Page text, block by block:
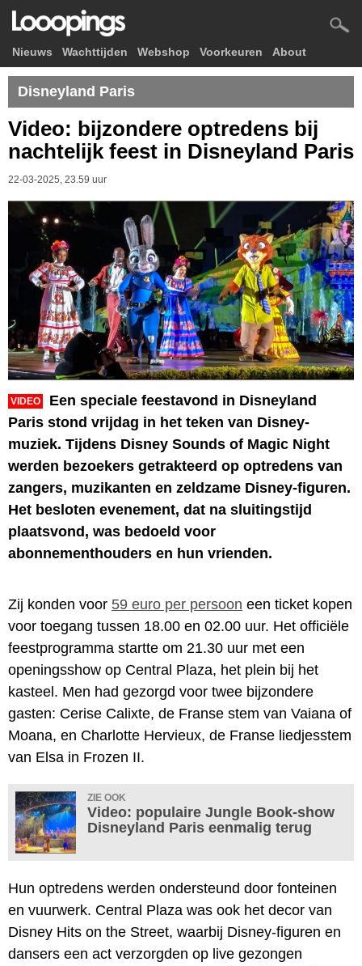
Nieuws Wachttijden Webshop Voorkeuren About
Disneyland Paris
Video: bijzondere optredens bij
nachtelijk feest in Disneyland Paris
22-03-2025, 23.59 uur
VIDEO
Een speciale feestavond in Disneyland
Paris stond vrijdag in het teken van Disney-
muziek. Tijdens Disney Sounds of Magic Night
werden bezoekers getrakteerd op optredens van
zangers, muzikanten en zeldzame Disney-figuren.
Het besloten evenement, dat na sluitingstijd
plaatsvond, was bedoeld voor
abonnementhouders en hun vrienden.
Zij konden voor 59 euro per persoon een ticket kopen
voor toegang tussen 18.00 en 02.00 uur. Het officiële
feestprogramma startte om 21.30 uur met een
openingsshow op Central Plaza, het plein bij het
kasteel. Men had gezorgd voor twee bijzondere
gasten: Cerise Calixte, de Franse stem van Vaiana of
Moana, en Charlotte Hervieux, de Franse liedjesstem
van Elsa in Frozen II.
ZIE OOK
Video: populaire Jungle Book-show
Disneyland Paris eenmalig terug
Hun optredens werden ondersteund door fonteinen
en vuurwerk. Central Plaza was ook het decor van
Disney Hits on the Street, waarbij Disney-figuren en
dansers een act verzorgden op live gezongen